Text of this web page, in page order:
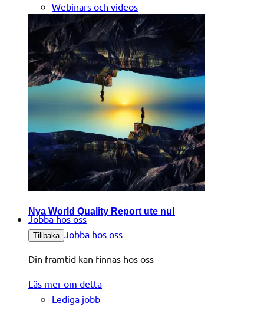
Webinars och videos
Nya World Quality Report ute nu!
Jobba hos oss
Tillbaka Jobba hos oss
Din framtid kan finnas hos oss
Läs mer om detta
Lediga jobb